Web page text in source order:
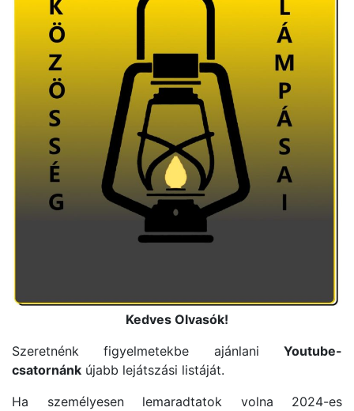
Kedves Olvasók!
Szeretnénk figyelmetekbe ajánlani Youtube-
csatornánk újabb lejátszási listáját.
Ha személyesen lemaradtatok volna 2024-es